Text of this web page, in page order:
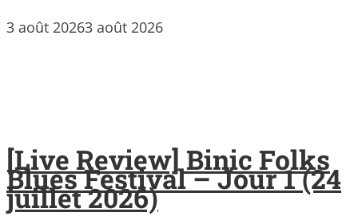
3 août 20263 août 2026
[Live Review] Binic Folks
Blues Festival – Jour 1 (24
juillet 2026)